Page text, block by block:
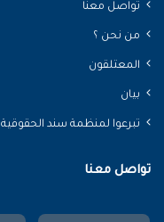
تواصل معنا
من نحن ؟
المعتلقون
بيان
تبرعوا لمنظمة سند الحقوقية
تواصل معنا